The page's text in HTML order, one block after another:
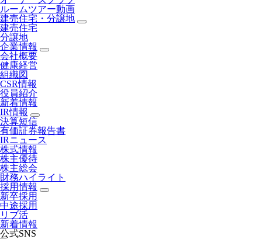
ルームツアー動画
建売住宅・分譲地
建売住宅
分譲地
企業情報
会社概要
健康経営
組織図
CSR情報
役員紹介
新着情報
IR情報
決算短信
有価証券報告書
IRニュース
株式情報
株主優待
株主総会
財務ハイライト
採用情報
新卒採用
中途採用
リブ活
新着情報
公式SNS